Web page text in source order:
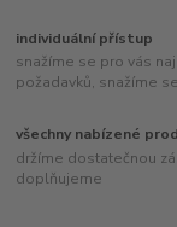
individuální přístup
snažíme se pro vás
požadavků, snažíme
všechny nabízené
držíme dostatečnou
doplňujeme